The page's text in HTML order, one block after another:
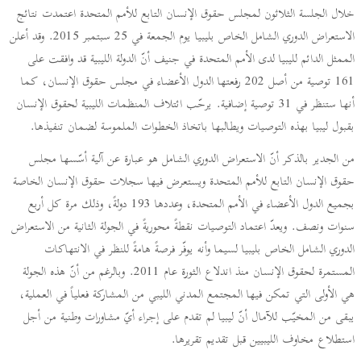
خلال الجلسة الثلاثون لمجلس حقوق الإنسان التابع للأمم المتحدة اعتمدت نتائج
الاستعراض الدوري الشامل الخاص بليبيا يوم الجمعة في 25 سبتمبر 2015. وقد أعلن
الممثل الدائم لليبيا لدى الأمم المتحدة في جنيف أنّ الدولة الليبية قد وافقت على
161 توصية من أصل 202 رفعتها الدول الأعضاء في مجلس حقوق الإنسان، كما
أنها ستنظر في 31 توصية إضافية. يرحّب ائتلاف المنظمات الليبية لحقوق الإنسان
بقبول ليبيا بهذه التوصيات ويطالبها باتخاذ الخطوات الملموسة لضمان تنفيذها.
من الجدير بالذكر أنّ الاستعراض الدوري الشامل هو عبارة عن آلية أسّسها مجلس
حقوق الإنسان التابع للأمم المتحدة ويستعرض فيها سجلات حقوق الإنسان الخاصة
بجميع الدول الأعضاء في الأمم المتحدة، وعددها 193 دولةً، وذلك مرة كل أربع
سنوات ونصف. ويعدّ اعتماد التوصيات نقطةً محوريةً في الجولة الثانية من الاستعراض
الدوري الشامل الخاص بليبيا لسيما وأنه يوفّر فرصةً هامةً للنظر في الانتهاكات
المستمرة لحقوق الإنسان منذ اندلاع الثورة عام 2011. وبالرغم من أنّ هذه الجولة
هي الأولى التي تمكن فيها المجتمع المدني الليبي من المشاركة فعلياً في العملية،
يبقى من المخيّب للآمال أنّ ليبيا لم تقدم على إجراء أيّ مشاورات وطنية من أجل
استطلاع مخاوف الليبيين قبل تقديم تقريرها.